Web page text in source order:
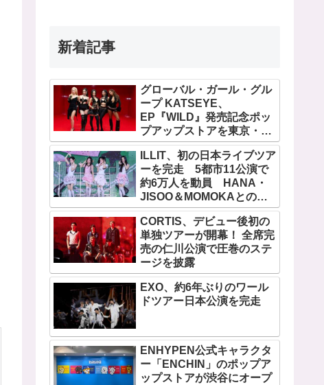
新着記事
グローバル・ガール・グル
ープ KATSEYE、
EP『WILD』発売記念ポッ
プアップストアを東京・原
宿で開催 限定グッズも登
場ILLIT、初の日本ライブツア
ーを完走 5都市11公演で
約6万人を動員 HANA・
JISOO＆MOMOKAとのス
ペシャルコラボも実現
CORTIS、デビュー後初の
単独ツアーが開幕！ 全席完
売の仁川公演で圧巻のステ
ージを披露
EXO、約6年ぶりのワール
ドツアー日本公演を完走
ENHYPEN公式キャラクタ
ー「ENCHIN」のポップア
ップストアが渋谷にオープ